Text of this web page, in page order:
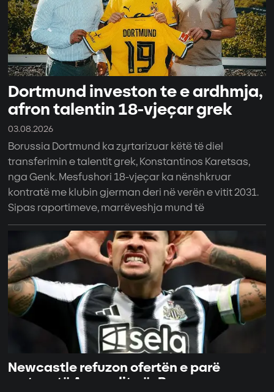
Dortmund investon te e ardhmja,
afron talentin 18-vjeçar grek
03.08.2026
Borussia Dortmund ka zyrtarizuar këtë të diel
transferimin e talentit grek, Konstantinos Karetsas,
nga Genk. Mesfushori 18-vjeçar ka nënshkruar
kontratë me klubin gjerman deri në verën e vitit 2031.
Sipas raportimeve, marrëveshja mund të
Newcastle refuzon ofertën e parë
zyrtare të Arsenalit për Bruno